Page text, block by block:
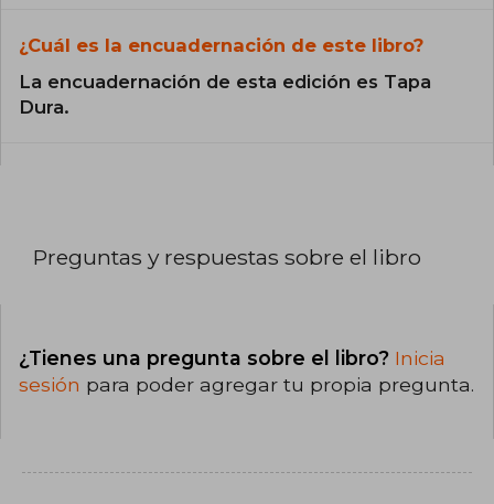
¿Cuál es la encuadernación de este libro?
La encuadernación de esta edición es Tapa
Dura.
Preguntas y respuestas sobre el libro
¿Tienes una pregunta sobre el libro? Inicia
sesión para poder agregar tu propia pregunta.